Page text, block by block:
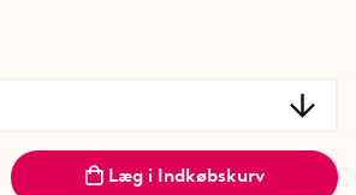
Læg i Indkøbskurv